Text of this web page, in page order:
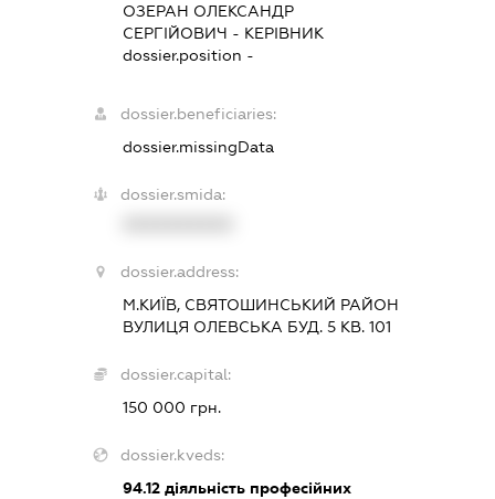
ОЗЕРАН ОЛЕКСАНДР
СЕРГІЙОВИЧ - КЕРІВНИК
dossier.position -
dossier.beneficiaries:
dossier.missingData
dossier.smida:
dossier.address:
М.КИЇВ, СВЯТОШИНСЬКИЙ РАЙОН
ВУЛИЦЯ ОЛЕВСЬКА БУД. 5 КВ. 101
dossier.capital:
150 000 грн.
dossier.kveds:
94.12 діяльність професійних